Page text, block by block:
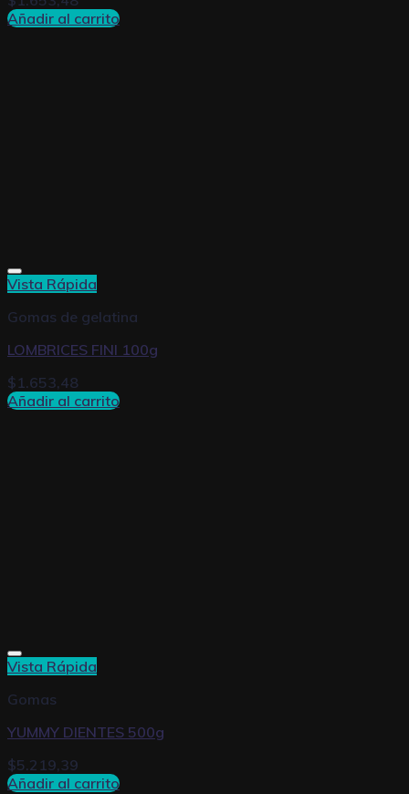
Añadir al carrito
Vista Rápida
Gomas de gelatina
LOMBRICES FINI 100g
$1.653,48
Añadir al carrito
Vista Rápida
Gomas
YUMMY DIENTES 500g
$5.219,39
Añadir al carrito